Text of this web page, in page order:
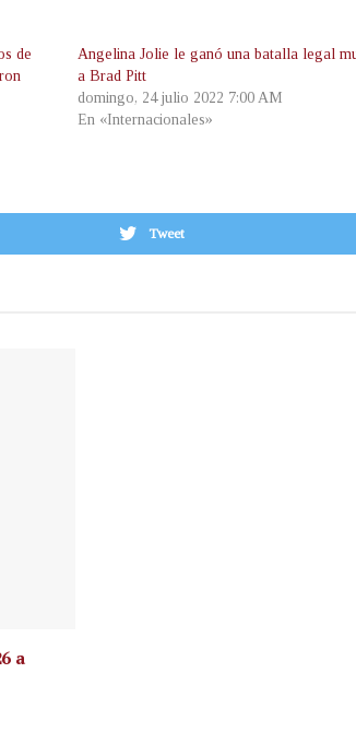
de
Angelina Jolie le ganó una batalla legal
a Brad Pitt
domingo, 24 julio 2022 7:00 AM
En «Internacionales»
Tweet
a